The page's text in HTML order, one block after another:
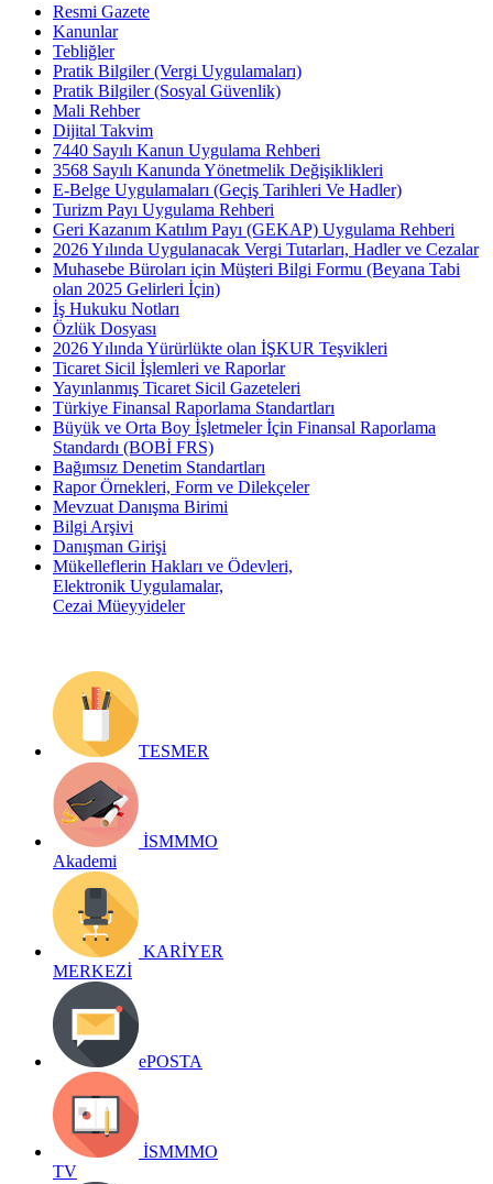
Resmi Gazete
Kanunlar
Tebliğler
Pratik Bilgiler (Vergi Uygulamaları)
Pratik Bilgiler (Sosyal Güvenlik)
Mali Rehber
Dijital Takvim
7440 Sayılı Kanun Uygulama Rehberi
3568 Sayılı Kanunda Yönetmelik Değişiklikleri
E-Belge Uygulamaları (Geçiş Tarihleri Ve Hadler)
Turizm Payı Uygulama Rehberi
Geri Kazanım Katılım Payı (GEKAP) Uygulama Rehberi
2026 Yılında Uygulanacak Vergi Tutarları, Hadler ve Cezalar
Muhasebe Büroları için Müşteri Bilgi Formu (Beyana Tabi
olan 2025 Gelirleri İçin)
İş Hukuku Notları
Özlük Dosyası
2026 Yılında Yürürlükte olan İŞKUR Teşvikleri
Ticaret Sicil İşlemleri ve Raporlar
Yayınlanmış Ticaret Sicil Gazeteleri
Türkiye Finansal Raporlama Standartları
Büyük ve Orta Boy İşletmeler İçin Finansal Raporlama
Standardı (BOBİ FRS)
Bağımsız Denetim Standartları
Rapor Örnekleri, Form ve Dilekçeler
Mevzuat Danışma Birimi
Bilgi Arşivi
Danışman Girişi
Mükelleflerin Hakları ve Ödevleri,
Elektronik Uygulamalar,
Cezai Müeyyideler
TESMER
İSMMMO
Akademi
KARİYER
MERKEZİ
ePOSTA
İSMMMO
TV